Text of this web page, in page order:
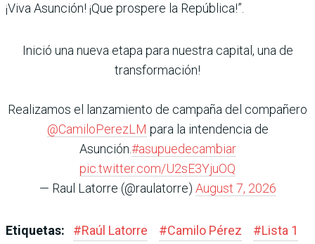
¡Viva Asunción! ¡Que prospere la República!”.
Inició una nueva etapa para nuestra capital, una de
transformación!
Realizamos el lanzamiento de campaña del compañero
@CamiloPerezLM para la intendencia de
Asunción.#asupuedecambiar
pic.twitter.com/U2sE3YjuOQ
— Raul Latorre (@raulatorre) August 7, 2026
Etiquetas: #Raúl Latorre #Camilo Pérez #Lista 1